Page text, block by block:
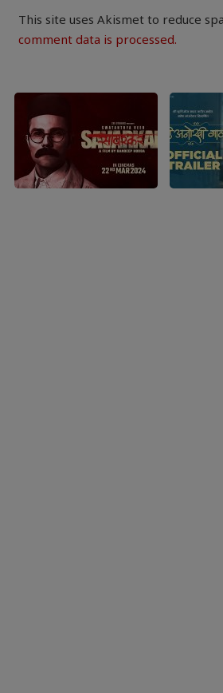
This site uses Akismet to reduce
comment data is processed.